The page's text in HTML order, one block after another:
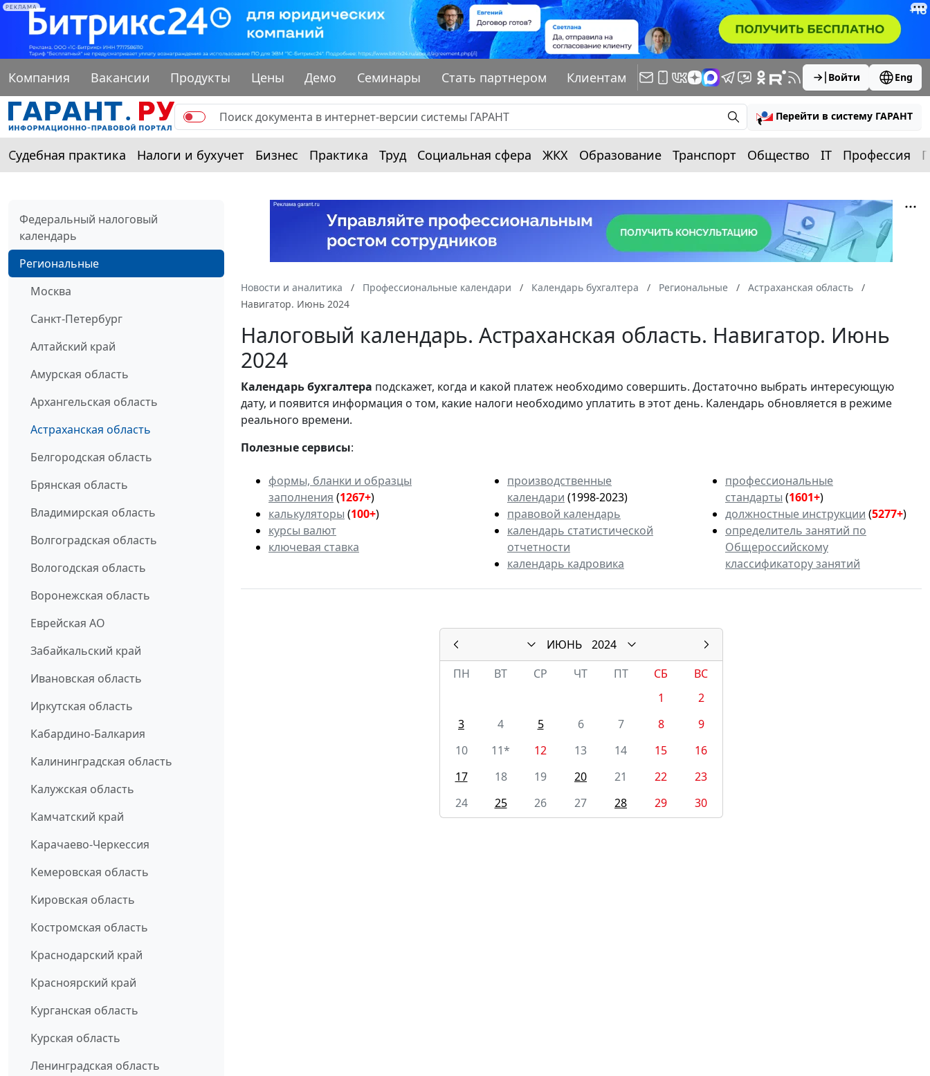
РЕКЛАМА
Компания Вакансии Продукты Цены Демо Семинары Стать партнером Клиентам Войти Eng
Перейти в систему ГАРАНТ
Судебная практика Налоги и бухучет Бизнес Практика Труд Социальная сфера ЖКХ Образование Транспорт Общество IT Профессия
Федеральный налоговый
календарь
Региональные
Москва
Санкт-Петербург
Алтайский край
Амурская область
Архангельская область
Астраханская область
Белгородская область
Брянская область
Владимирская область
Волгоградская область
Вологодская область
Воронежская область
Еврейская АО
Забайкальский край
Ивановская область
Иркутская область
Кабардино-Балкария
Калининградская область
Калужская область
Камчатский край
Карачаево-Черкессия
Кемеровская область
Кировская область
Костромская область
Краснодарский край
Красноярский край
Курганская область
Курская область
Ленинградская область
Новости и аналитика Профессиональные календари Календарь бухгалтера Региональные
Астраханская область
Навигатор. Июнь 2024
Налоговый календарь. Астраханская область. Навигатор. Июнь
2024
Календарьбухгалтера подскажет, когда и какой платеж необходимо совершить. Достаточно выбрать интересующую
дату, и появится информация о том, какие налоги необходимо уплатить в этот день. Календарь обновляется в режиме
реального времени.
Полезные сервисы:
формы, бланки и образцы
заполнения (1267+)
калькуляторы (100+)
курсы валют
ключевая ставка
производственные
календари (1998-2023)
правовой календарь
календарь статистической
отчетности
календарь кадровика
профессиональные
стандарты (1601+)
должностные инструкции (5277+)
определитель занятий по
Общероссийскому
классификатору занятий
ИЮНЬ
2024
ПН
ВТ СР ЧТ ПТ СБ
ВС
1
2
3
4 5 6 7 8
9
10
11* 12 13 14 15
16
17
18 19 20 21 22
23
24
25 26 27 28 29 30